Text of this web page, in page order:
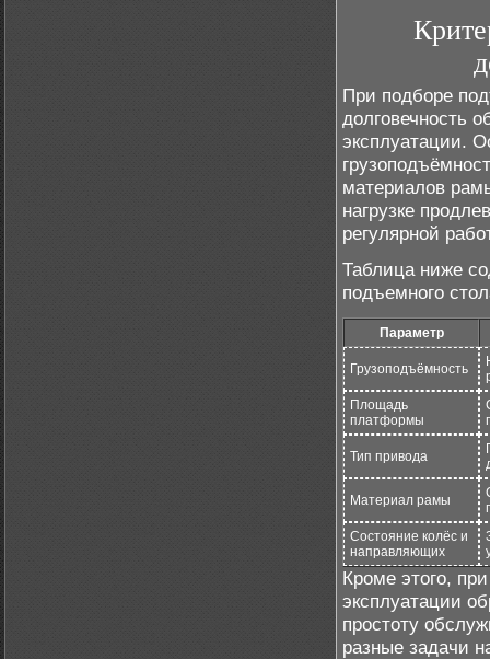
При подборе
долговечность
эксплуатации.
материалов
нагрузке
регулярной
Таблица ниже
подъемного
Параметр
Грузоподъёмность
Площадь
платформы
Тип привода
Материал рамы
Состояние колёс и
направляющих
Кроме этого,
эксплуатации
простоту
разные задачи